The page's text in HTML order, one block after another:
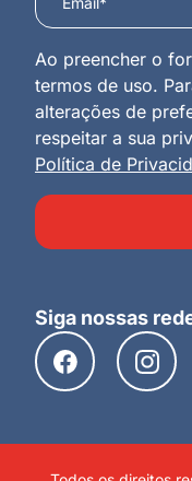
Ao preencher o
termos de uso.
alterações de
respeitar a sua
Política de
Siga nossas